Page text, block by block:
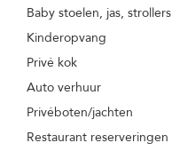
Baby stoelen, jas, strollers
Kinderopvang
Privé kok
Auto verhuur
Privéboten/jachten
Restaurant reserveringen